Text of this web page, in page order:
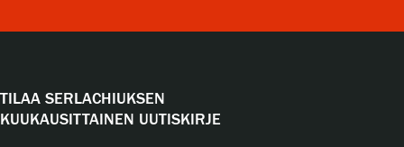
TILAA SERLACHIUKSEN
KUUKAUSITTAINEN UUTISKIRJE